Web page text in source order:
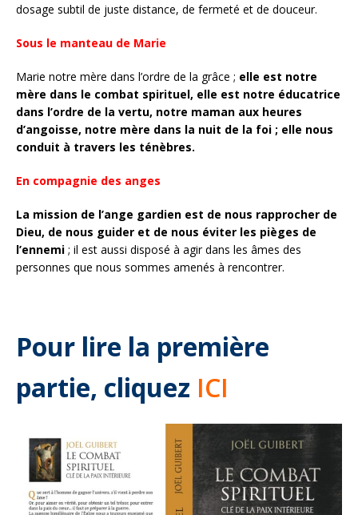
dosage subtil de juste distance, de fermeté et de douceur.
Sous le manteau de Marie
Marie notre mère dans l’ordre de la grâce ; elle est notre
mère dans le combat spirituel, elle est notre éducatrice
dans l’ordre de la vertu, notre maman aux heures
d’angoisse, notre mère dans la nuit de la foi ; elle nous
conduit à travers les ténèbres.
En compagnie des anges
La mission de l’ange gardien est de nous rapprocher de
Dieu, de nous guider et de nous éviter les pièges de
l’ennemi ; il est aussi disposé à agir dans les âmes des
personnes que nous sommes amenés à rencontrer.
Pour lire la première
partie, cliquez ICI